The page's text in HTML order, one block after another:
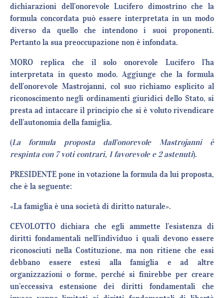
dichiarazioni dell’onorevole Lucifero dimostrino che la
formula concordata può essere interpretata in un modo
diverso da quello che intendono i suoi proponenti.
Pertanto la sua preoccupazione non è infondata.
MORO replica che il solo onorevole Lucifero l’ha
interpretata in questo modo. Aggiunge che la formula
dell’onorevole Mastrojanni, col suo richiamo esplicito al
riconoscimento negli ordinamenti giuridici dello Stato, si
presta ad intaccare il principio che si è voluto rivendicare
dell’autonomia della famiglia.
(La formula proposta dall’onorevole Mastrojanni è
respinta con 7 voti contrari, 1 favorevole e 2 astenuti).
PRESIDENTE pone in votazione la formula da lui proposta,
che è la seguente:
«La famiglia è una società di diritto naturale».
CEVOLOTTO dichiara che egli ammette l’esistenza di
diritti fondamentali nell’individuo i quali devono essere
riconosciuti nella Costituzione, ma non ritiene che essi
debbano essere estesi alla famiglia e ad altre
organizzazioni o forme, perché si finirebbe per creare
un’eccessiva estensione dei diritti fondamentali che